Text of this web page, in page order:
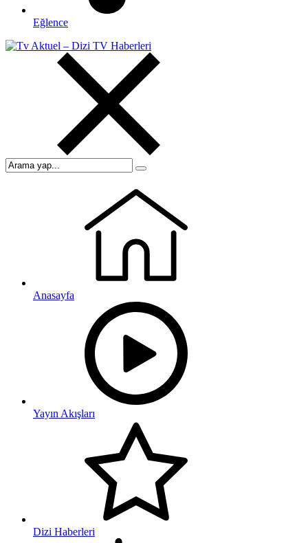
Eğlence
Anasayfa
Yayın Akışları
Dizi Haberleri